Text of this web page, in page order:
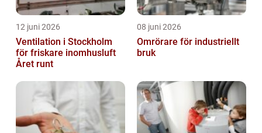
12 juni 2026
Ventilation i Stockholm
för friskare inomhusluft
Året runt
08 juni 2026
Omrörare för industriellt
bruk